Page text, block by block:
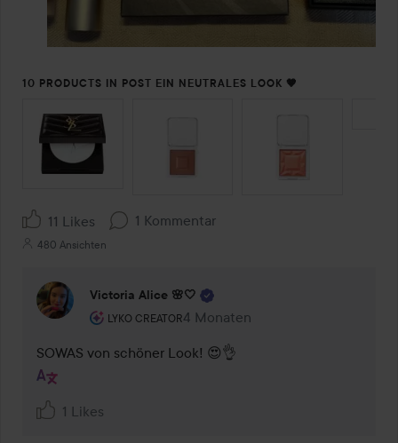
10 PRODUCTS IN POST EIN NEUTRALES LOOK 🤎
SEKTION ÜBERSPRINGEN
11 Likes 1 Kommentar
480 Ansichten
Victoria Alice 🌸🤍
LYKO CREATOR
Rolle des Benutzers: Lyko Creator.
4 Monaten
Kommentaren lades 4 Monaten
SOWAS von schöner Look! 😍👌
1 Likes